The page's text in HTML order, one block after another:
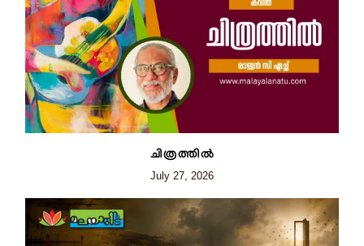
ചിത്രത്തില്‍
July 27, 2026